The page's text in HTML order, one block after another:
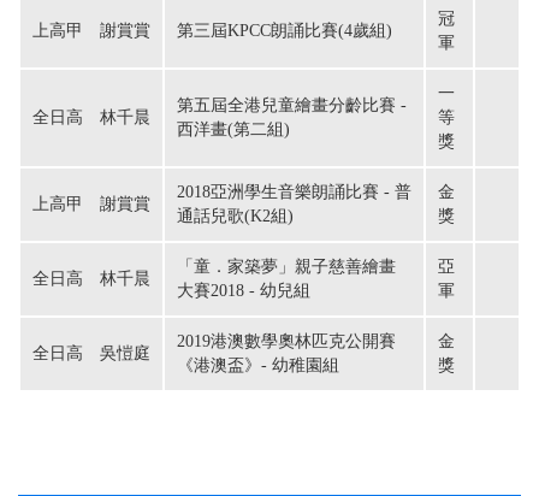
上高甲　謝賞賞 第三屆KPCC朗誦比賽(4歲組)
冠
軍
全日高　林千晨
第五屆全港兒童繪畫分齡比賽 -
西洋畫(第二組)
一
等
獎
上高甲　謝賞賞
2018亞洲學生音樂朗誦比賽 - 普
通話兒歌(K2組)
金
獎
全日高　林千晨
「童．家築夢」親子慈善繪畫
大賽2018 - 幼兒組
亞
軍
全日高　吳愷庭
2019港澳數學奧林匹克公開賽
《港澳盃》- 幼稚園組
金
獎